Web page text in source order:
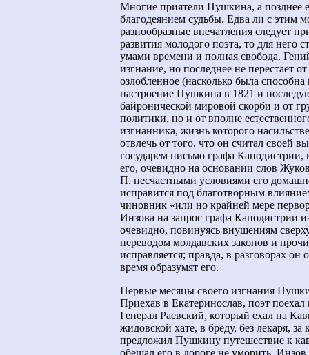
Многие приятели Пушкина, а позднее
благодеянием судьбы. Едва ли с этим
разнообразные впечатления следует
развития молодого поэта, то для
умами времени и полная свобода.
изгнание, но последнее не перестает
озлобленное (насколько была
настроение Пушкина в 1821 и
байронической мировой скорби и от
политики, но и от вполне
изгнанника, жизнь которого
отвлечь от того, что он считал своей
государем письмо графа Каподистрии,
его, очевидно на основании слов
П. несчастными условиями его
исправится под благотворным
чиновник «или но крайней мере
Инзова на запрос графа Каподистрии
очевидно, повинуясь внушениям
переводом молдавских законов и
исправляется; правда, в разговорах
время образумят его.
Первые месяцы своего изгнания
Приехав в Екатеринослав, поэт поехал
Генерал Раевский, который ехал на
жидовской хате, в бреду, без лекаря,
предложил Пушкину путешествие к
обещал его в дороге не уморить.